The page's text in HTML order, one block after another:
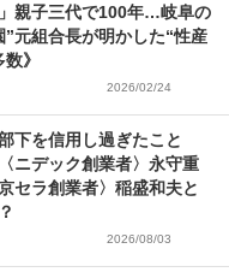
親子三代で100年…岐阜の
”元組合長が明かした“性産
》
2026/02/24
下を信用し過ぎたこと
ニデック創業者〉永守重
セラ創業者〉稲盛和夫と
2026/08/03